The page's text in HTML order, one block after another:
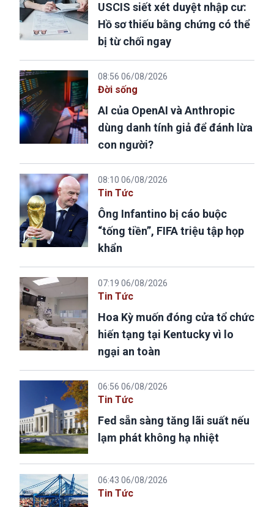
USCIS siết xét duyệt nhập cư:
Hồ sơ thiếu bằng chứng có thể
bị từ chối ngay
08:56 06/08/2026
Đời sống
AI của OpenAI và Anthropic
dùng danh tính giả để đánh lừa
con người?
08:10 06/08/2026
Tin Tức
Ông Infantino bị cáo buộc
“tống tiền”, FIFA triệu tập họp
khẩn
07:19 06/08/2026
Tin Tức
Hoa Kỳ muốn đóng cửa tổ chức
hiến tạng tại Kentucky vì lo
ngại an toàn
06:56 06/08/2026
Tin Tức
Fed sẵn sàng tăng lãi suất nếu
lạm phát không hạ nhiệt
06:43 06/08/2026
Tin Tức